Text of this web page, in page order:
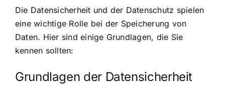
Die Datensicherheit und der Datenschutz spielen
eine wichtige Rolle bei der Speicherung von
Daten. Hier sind einige Grundlagen, die Sie
kennen sollten:
Grundlagen der Datensicherheit